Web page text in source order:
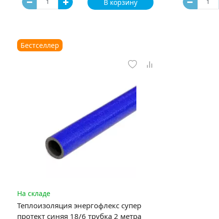
В корзину
Бестселлер
На складе
Теплоизоляция энергофлекс супер
протект синяя 18/6 трубка 2 метра